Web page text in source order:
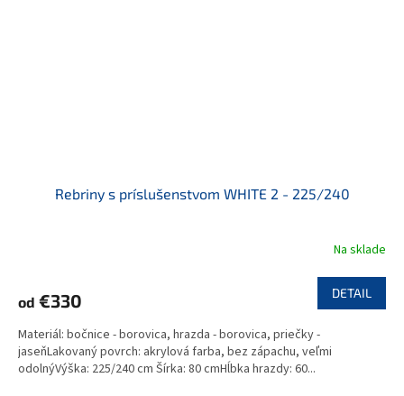
Rebriny s príslušenstvom WHITE 2 - 225/240
Na sklade
od €330 DETAIL
Materiál: bočnice - borovica, hrazda - borovica, priečky -
jaseňLakovaný povrch: akrylová farba, bez zápachu, veľmi
odolnýVýška: 225/240 cm Šírka: 80 cmHĺbka hrazdy: 60...